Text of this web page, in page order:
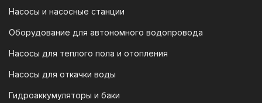
Насосы и насосные станции
Оборудование для автономного водопровода
Насосы для теплого пола и отопления
Насосы для откачки воды
Гидроаккумуляторы и баки